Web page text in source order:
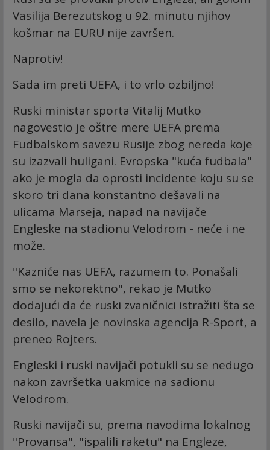
Vasilija Berezutskog u 92. minutu njihov
košmar na EURU nije završen.
Naprotiv!
Sada im preti UEFA, i to vrlo ozbiljno!
Ruski ministar sporta Vitalij Mutko
nagovestio je oštre mere UEFA prema
Fudbalskom savezu Rusije zbog nereda koje
su izazvali huligani. Evropska "kuća fudbala"
ako je mogla da oprosti incidente koju su se
skoro tri dana konstantno dešavali na
ulicama Marseja, napad na navijače
Engleske na stadionu Velodrom - neće i ne
može.
"Kazniće nas UEFA, razumem to. Ponašali
smo se nekorektno", rekao je Mutko
dodajući da će ruski zvaničnici istražiti šta se
desilo, navela je novinska agencija R-Sport, a
preneo Rojters.
Engleski i ruski navijači potukli su se nedugo
nakon završetka uakmice na sadionu
Velodrom.
Ruski navijači su, prema navodima lokalnog
"Provansa", "ispalili raketu" na Engleze,